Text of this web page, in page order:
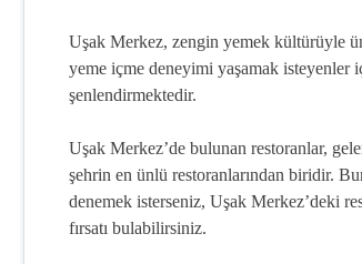
Uşak Merkez, zengin yemek kültürüyle
yeme içme deneyimi yaşamak isteyenler
şenlendirmektedir.
Uşak Merkez’de bulunan restoranlar,
şehrin en ünlü restoranlarından biridir.
denemek isterseniz, Uşak Merkez’deki
fırsatı bulabilirsiniz.